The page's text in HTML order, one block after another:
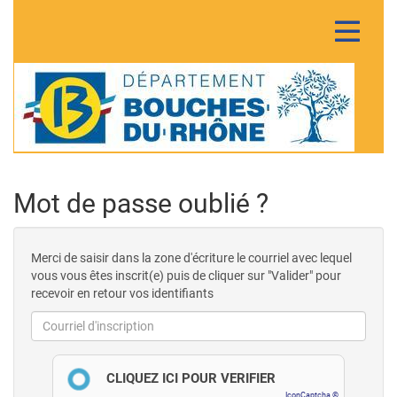
Toggle
Page
de
récupération
des
identifiants
Mot de passe oublié ?
Merci de saisir dans la zone d'écriture le courriel avec lequel
vous vous êtes inscrit(e) puis de cliquer sur "Valider" pour
recevoir en retour vos identifiants
Courriel
IconCaptcha ©
CLIQUEZ ICI POUR VÉRIFIER